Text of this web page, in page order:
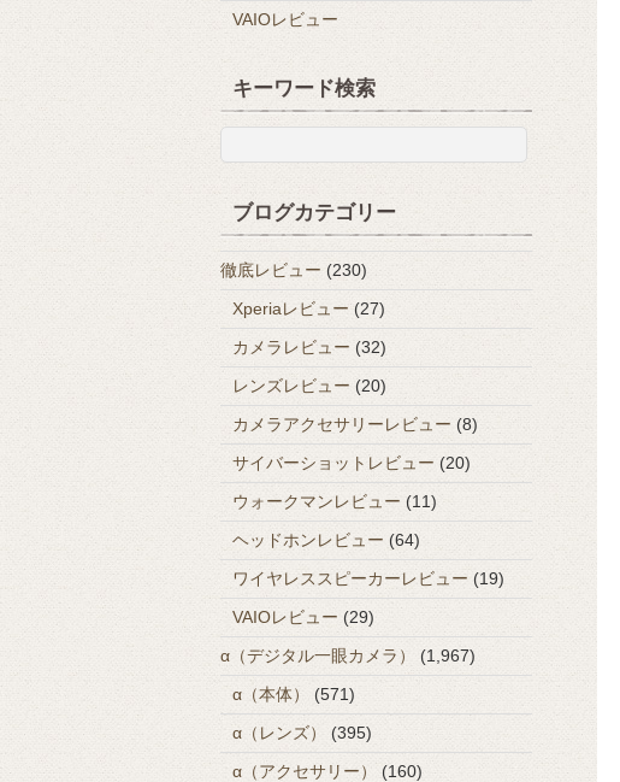
VAIOレビュー
キーワード検索
ブログカテゴリー
徹底レビュー (230)
Xperiaレビュー(27)
カメラレビュー (32)
レンズレビュー (20)
カメラアクセサリーレビュー (8)
サイバーショットレビュー (20)
ウォークマンレビュー (11)
ヘッドホンレビュー (64)
ワイヤレススピーカーレビュー (19)
VAIOレビュー (29)
α（デジタル一眼カメラ）
(1,967)
α（本体）
(571)
α（レンズ）
(395)
α（アクセサリー）
(160)